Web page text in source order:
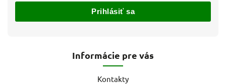
Informácie pre vás
Kontakty
Prihlásiť sa